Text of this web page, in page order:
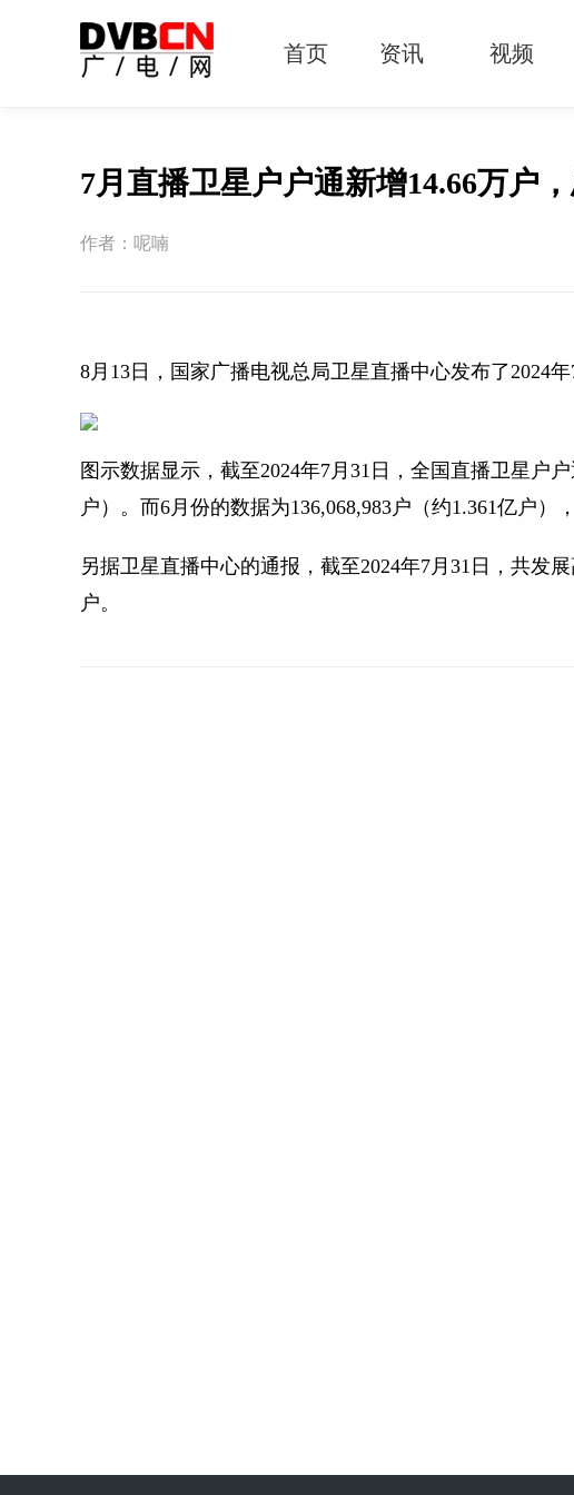
首页 资讯 视频
7月直播卫星户户通新增14.66万户
作者：呢喃
8月13日，国家广播电视总局卫星直播中心发布了2024
图示数据显示，截至2024年7月31日，全国直播卫星户
户）。而6月份的数据为136,068,983户（约1.361亿户）
另据卫星直播中心的通报，截至2024年7月31日，共发
户。